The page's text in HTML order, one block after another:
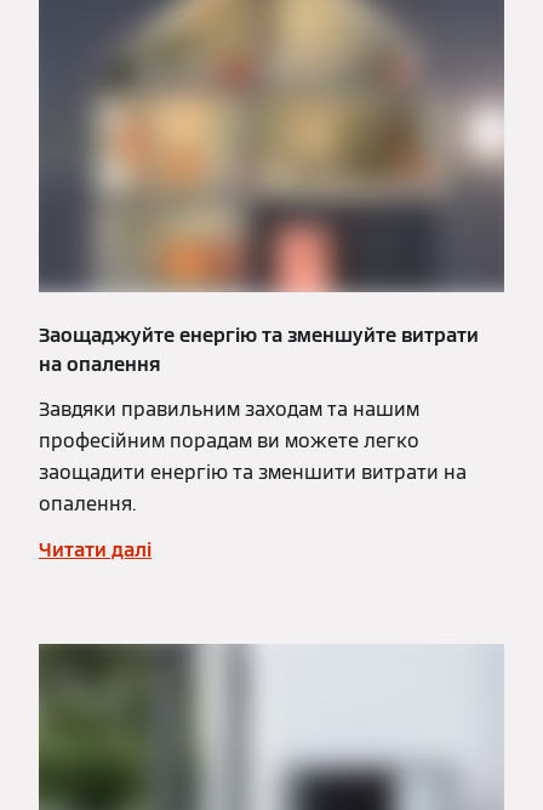
Заощаджуйте енергію та зменшуйте витрати
на опалення
Завдяки правильним заходам та нашим
професійним порадам ви можете легко
заощадити енергію та зменшити витрати на
опалення.
Читати далі